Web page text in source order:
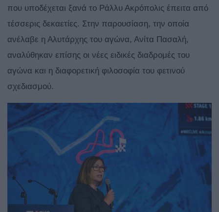
που υποδέχεται ξανά το Ράλλυ Ακρόπολις έπειτα από
τέσσερις δεκαετίες. Στην παρουσίαση, την οποία
ανέλαβε η Αλυτάρχης του αγώνα, Ανίτα Πασαλή,
αναλύθηκαν επίσης οι νέες ειδικές διαδρομές του
αγώνα και η διαφορετική φιλοσοφία του φετινού
σχεδιασμού.